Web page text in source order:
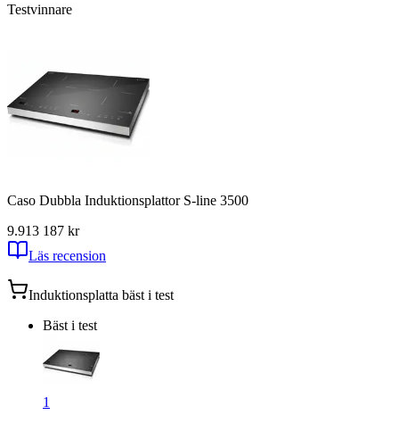
Testvinnare
Caso Dubbla Induktionsplattor S-line 3500
9.913 187 kr
Läs recension
Induktionsplatta bäst i test
Bäst i test
1